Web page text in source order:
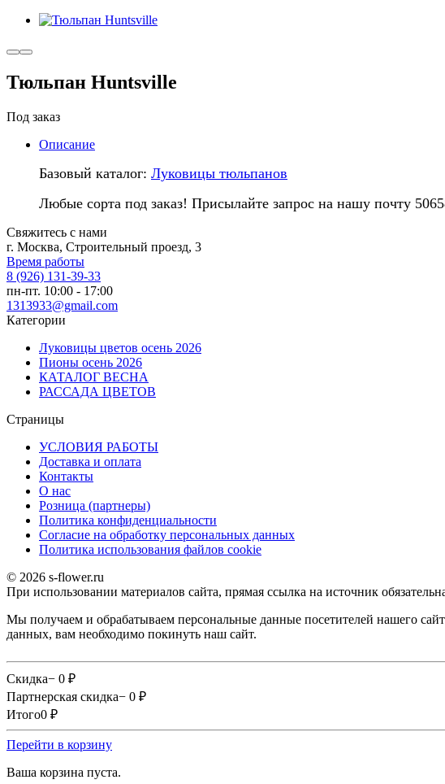
Тюльпан Huntsville
Под заказ
Описание
Базовый каталог: Луковицы тюльпанов
Любые сорта под заказ! Присылайте запрос на нашу почту
Свяжитесь с нами
г. Москва, Строительный проезд, 3
Время работы
8 (926) 131-39-33
пн-пт. 10:00 - 17:00
1313933@gmail.com
Категории
Луковицы цветов осень 2026
Пионы осень 2026
КАТАЛОГ ВЕСНА
РАССАДА ЦВЕТОВ
Страницы
УСЛОВИЯ РАБОТЫ
Доставка и оплата
Контакты
О наc
Розница (партнеры)
Политика конфиденциальности
Согласие на обработку персональных данных
Политика использования файлов сookie
© 2026 s-flower.ru
При использовании материалов сайта, прямая ссылка на источник
Мы получаем и обрабатываем персональные данные посетителей нашего
данных, вам необходимо покинуть наш сайт.
Скидка− 0 ₽
Партнерская скидка− 0 ₽
Итого0 ₽
Перейти в корзину
Ваша корзина пуста.